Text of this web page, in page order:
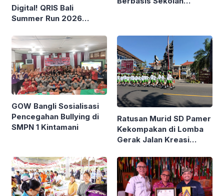
Digital! QRIS Bali
Summer Run 2026
Renon
GOW Bangli Sosialisasi
Pencegahan Bullying di
SMPN 1 Kintamani
Ratusan Murid SD Pamer
Kekompakan di Lomba
Gerak Jalan Kreasi